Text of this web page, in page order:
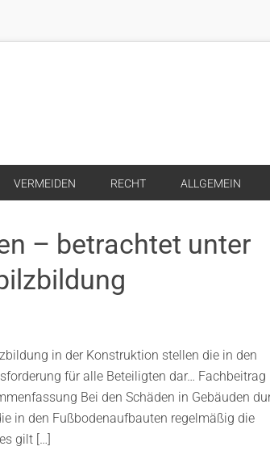
VERMEIDEN RECHT ALLGEMEIN
– betrachtet unter
in der Konstruktion stellen die in den
für alle Beteiligten dar… Fachbeitrag
Bei den Schäden in Gebäuden
in den Fußbodenaufbauten regelmäßig die
gilt […]